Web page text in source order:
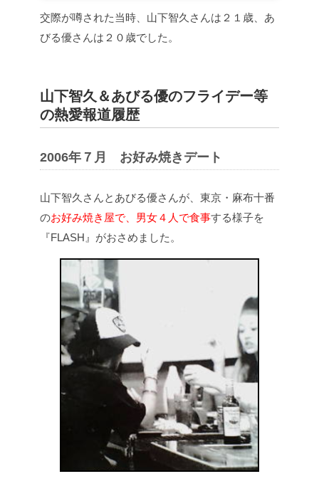
交際が噂された当時、山下智久さんは２１歳、あ
びる優さんは２０歳でした。
山下智久＆あびる優のフライデー等
の熱愛報道履歴
2006年７月 お好み焼きデート
山下智久さんとあびる優さんが、東京・麻布十番
のお好み焼き屋で、男女４人で食事する様子を
『FLASH』がおさめました。